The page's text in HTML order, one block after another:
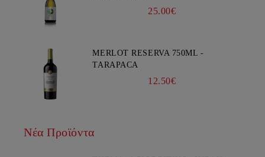
25.00€
MERLOT RESERVA 750ML -
TARAPACA
12.50€
Νέα Προϊόντα